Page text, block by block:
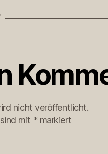
nicht veröffentlicht.
mit * markiert